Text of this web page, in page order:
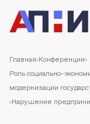
Главная Конференции
Роль социально-
модернизации
Нарушение